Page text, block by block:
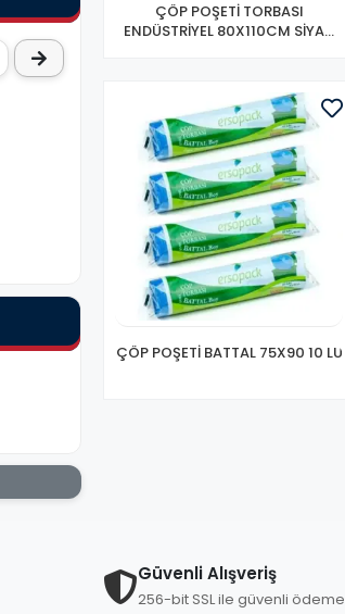
ÇÖP POŞETİ TORBASI
ENDÜSTRİYEL 80X110CM SİYAH
ÇÖP POŞETİ BATTAL 75X90 10 LU
Güvenli Alışveriş
256-bit SSL ile güvenli ödeme